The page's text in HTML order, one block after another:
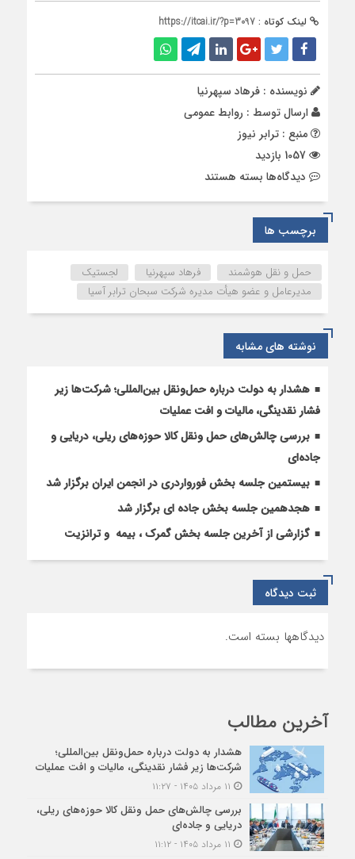
لینک کوتاه : https://itcai.ir/?p=3097
نویسنده : فرهاد سپهرنیا
ارسال توسط : روابط عمومی
منبع : ترابر نیوز
دیدگاه‌ها برای
بزرگترین
چالش
شرکت‌های
لجستیک
بسته هستند
برچسب ها
حمل و نقل هوشمند فرهاد سپهرنیا
لجستیک
مدیرعامل و عضو هیأت مدیره شرکت سبحان ترابر آسیا
نوشته های مشابه
هشدار به دولت درباره حمل‌ونقل بین‌المللی؛ شرکت‌ها زیر
فشار نقدینگی، مالیات و افت عملیات
بررسی چالش‌های حمل ونقل کالا حوزه‌های ریلی، دریایی و
جاده‌ای
بیستمین جلسه بخش فورواردری در انجمن ایران برگزار شد
هجدهمین جلسه بخش جاده ای برگزار شد
گزارشی از آخرین جلسه بخش گمرک ، بیمه و ترانزیت
ثبت دیدگاه
دیدگاهها بسته است.
آخرین مطالب
هشدار به دولت درباره حمل‌ونقل بین‌المللی؛
شرکت‌ها زیر فشار نقدینگی، مالیات و افت عملیات
بررسی چالش‌های حمل ونقل کالا حوزه‌های ریلی،
دریایی و جاده‌ای